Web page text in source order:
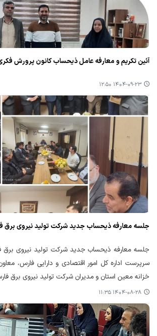
آئین تکریم و معارفه عامل ذیحساب کانون پرورش
۱۴۰۴-۰۹-۲۳ ۱۲:۵۰
جلسه معارفه ذیحساب جدید شرکت تولید نیروی برق
جلسه معارفه ذیحساب جدید شرکت تولید نیروی
سرپرست اداره کل امور اقتصادی و دارایی فارس،
خزانه معین استان و مدیران شرکت تولید نیروی برق
۱۴۰۴-۰۸-۲۸ ۱۱:۳۵